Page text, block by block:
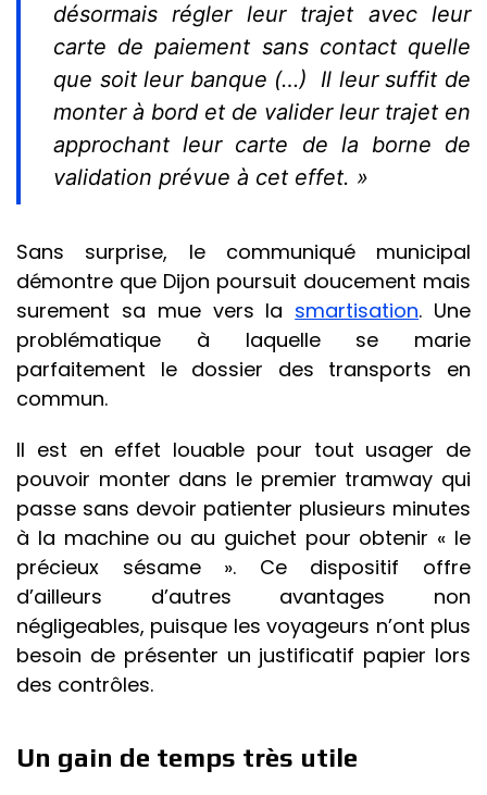
désormais régler leur trajet avec leur
carte de paiement sans contact quelle
que soit leur banque (…) Il leur suffit de
monter à bord et de valider leur trajet en
approchant leur carte de la borne de
validation prévue à cet effet. »
Sans surprise, le communiqué municipal
démontre que Dijon poursuit doucement mais
surement sa mue vers la smartisation. Une
problématique à laquelle se marie
parfaitement le dossier des transports en
commun.
Il est en effet louable pour tout usager de
pouvoir monter dans le premier tramway qui
passe sans devoir patienter plusieurs minutes
à la machine ou au guichet pour obtenir « le
précieux sésame ». Ce dispositif offre
d’ailleurs d’autres avantages non
négligeables, puisque les voyageurs n’ont plus
besoin de présenter un justificatif papier lors
des contrôles.
Un gain de temps très utile